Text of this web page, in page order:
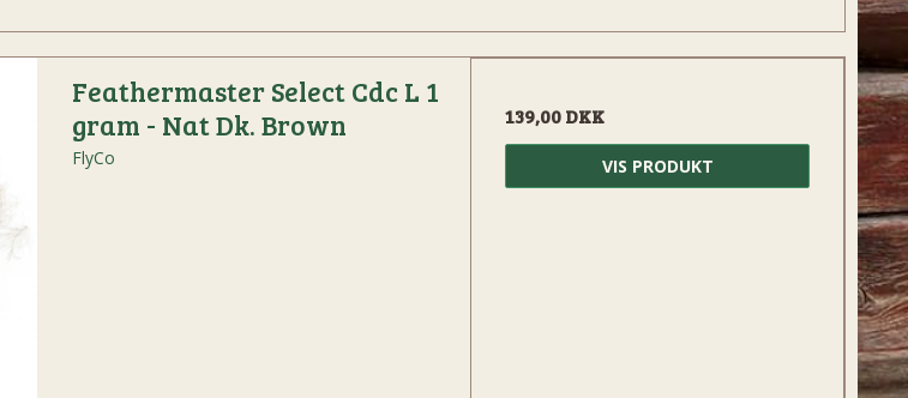
Feathermaster Select Cdc L 1
gram - Nat Dk. Brown
FlyCo
139,00 DKK
VIS PRODUKT